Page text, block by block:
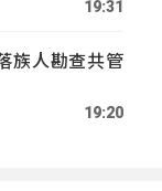
19:31
族人勘查共管
19:20